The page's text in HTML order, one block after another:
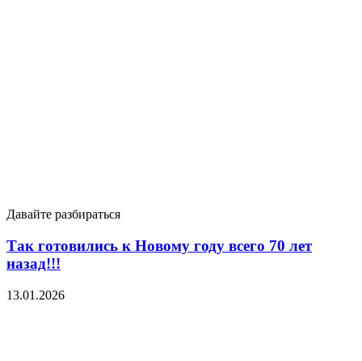
Давайте разбираться
Так готовились к Новому году всего 70 лет
назад!!!
13.01.2026